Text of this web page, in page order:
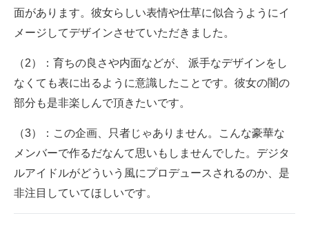
面があります。彼女らしい表情や仕草に似合うようにイ
メージしてデザインさせていただきました。
（2）：育ちの良さや内面などが、 派手なデザインをし
なくても表に出るように意識したことです。彼女の闇の
部分も是非楽しんで頂きたいです。
（3）：この企画、只者じゃありません。こんな豪華な
メンバーで作るだなんて思いもしませんでした。デジタ
ルアイドルがどういう風にプロデュースされるのか、是
非注目していてほしいです。